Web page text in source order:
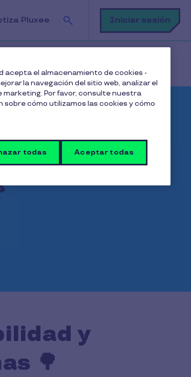
Pluxee
Buscar
Iniciar sesión
y
🌳
acepta el almacenamiento de cookies -
la navegación del sitio web, analizar el
marketing. Por favor, consulte nuestra
cómo utilizamos las cookies y cómo
todas Aceptar todas